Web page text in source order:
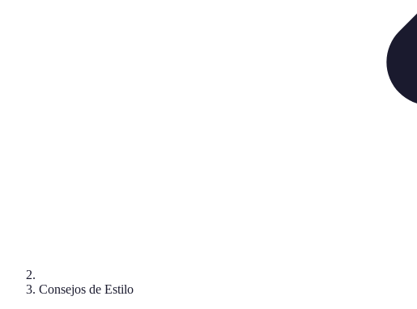
Consejos de Estilo